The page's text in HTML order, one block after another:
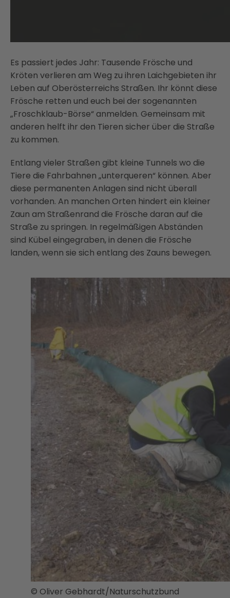
Es passiert jedes Jahr: Tausende Frösche und
Kröten verlieren am Weg zu ihren Laichgebieten ihr
Leben auf Oberösterreichs Straßen. Ihr könnt diese
Frösche retten und euch bei der sogenannten
„Froschklaub-Börse“ anmelden. Gemeinsam mit
anderen helft ihr den Tieren sicher über die Straße
zu kommen.
Entlang vieler Straßen gibt kleine Tunnels wo die
Tiere die Fahrbahnen „unterqueren“ können. Aber
diese permanenten Anlagen sind nicht überall
vorhanden. An manchen Orten hindert ein kleiner
Zaun am Straßenrand die Frösche daran auf die
Straße zu springen. In regelmäßigen Abständen
sind Kübel eingegraben, in denen die Frösche
landen, wenn sie sich entlang des Zauns bewegen.
© Oliver Gebhardt/Naturschutzbund